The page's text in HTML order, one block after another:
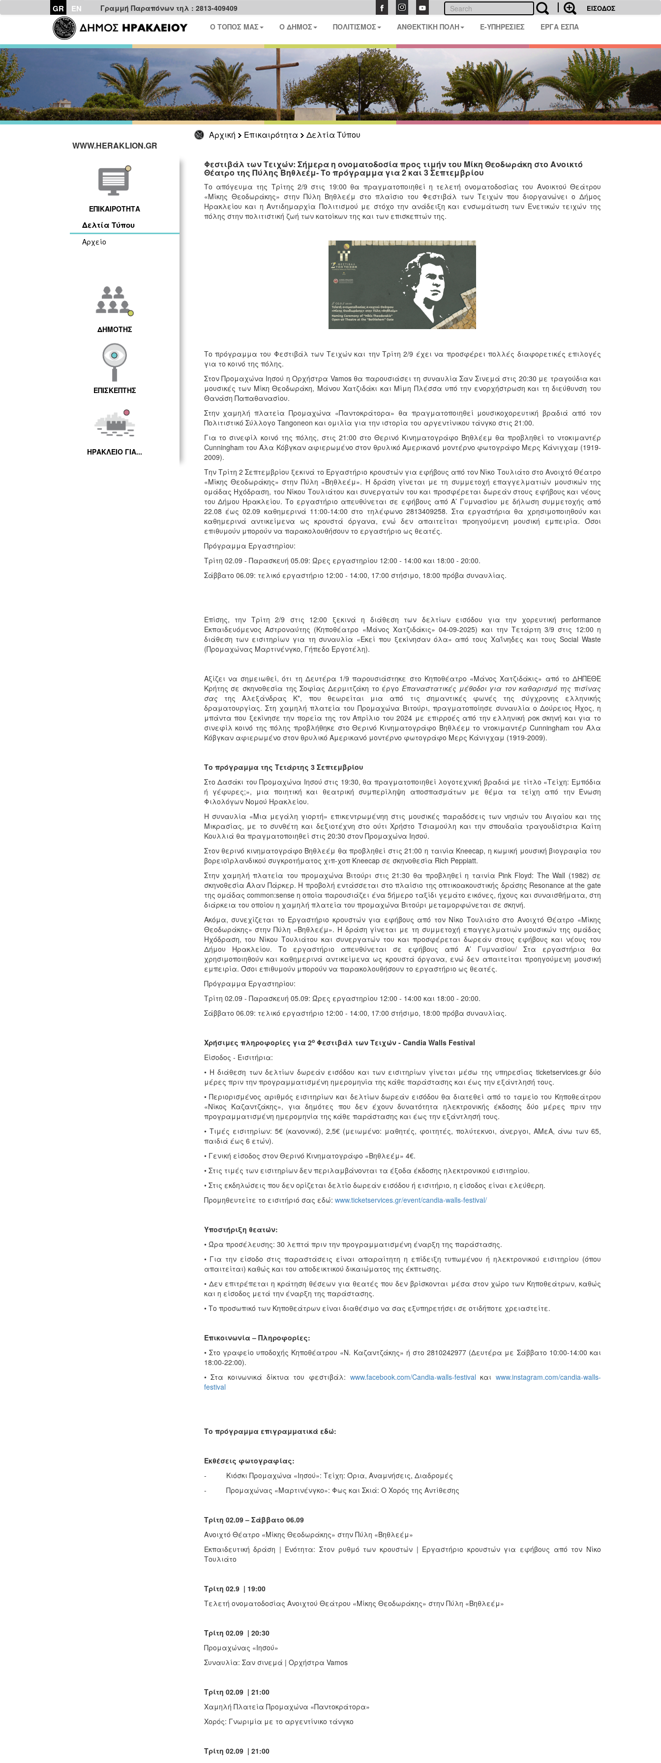
GR EN Γραμμή Παραπόνων τηλ : 2813-409409 ΕΙΣΟΔΟΣ
Ο ΤΟΠΟΣ ΜΑΣ Ο ΔΗΜΟΣ ΠΟΛΙΤΙΣΜΟΣ ΑΝΘΕΚΤΙΚΗ ΠΟΛΗ E-ΥΠΗΡΕΣΙΕΣ ΕΡΓΑ ΕΣΠΑ
Αρχική Επικαιρότητα
Δελτία Τύπου
WWW.HERAKLION.GR
ΕΠΙΚΑΙΡΟΤΗΤΑ
Δελτία Τύπου
Αρχείο
ΔΗΜΟΤΗΣ
ΕΠΙΣΚΕΠΤΗΣ
ΗΡΑΚΛΕΙΟ ΓΙΑ...
Φεστιβάλ των Τειχών: Σήμερα η ονοματοδοσία προς τιμήν του Μίκη Θεοδωράκη στο Ανοικτό
Θέατρο της Πύλης Βηθλεέμ- Το πρόγραμμα για 2 και 3 Σεπτεμβρίου
Το απόγευμα της Τρίτης 2/9 στις 19:00 θα πραγματοποιηθεί η τελετή ονοματοδοσίας του Ανοικτού Θεάτρου
«Μίκης Θεοδωράκης» στην Πύλη Βηθλεέμ στο πλαίσιο του Φεστιβάλ των Τειχών που διοργανώνει ο Δήμος
Ηρακλείου και η Αντιδημαρχία Πολιτισμού με στόχο την ανάδειξη και ενσωμάτωση των Ενετικών τειχών της
πόλης στην πολιτιστική ζωή των κατοίκων της και των επισκεπτών της.
Το πρόγραμμα του Φεστιβάλ των Τειχών και την Τρίτη 2/9 έχει να προσφέρει πολλές διαφορετικές επιλογές
για το κοινό της πόλης.
Στον Προμαχώνα Ιησού η Ορχήστρα Vamos θα παρουσιάσει τη συναυλία Σαν Σινεμά στις 20:30 με τραγούδια και
μουσικές των Μίκη Θεοδωράκη, Μάνου Χατζιδάκι και Μίμη Πλέσσα υπό την ενορχήστρωση και τη διεύθυνση του
Θανάση Παπαθανασίου.
Στην χαμηλή πλατεία Προμαχώνα «Παντοκράτορα» θα πραγματοποιηθεί μουσικοχορευτική βραδιά από τον
Πολιτιστικό Σύλλογο Tangoneon και ομιλία για την ιστορία του αργεντίνικου τάνγκο στις 21:00.
Για το σινεφίλ κοινό της πόλης, στις 21:00 στο Θερινό Κινηματογράφο Βηθλέεμ θα προβληθεί το ντοκιμαντέρ
Cunningham του Άλα Κόβγκαν αφιερωμένο στον θρυλικό Αμερικανό μοντέρνο φωτογράφο Μερς Κάνιγχαμ (1919-
2009).
Την Τρίτη 2 Σεπτεμβρίου ξεκινά το Εργαστήριο κρουστών για εφήβους από τον Νίκο Τουλιάτο στο Ανοιχτό Θέατρο
«Μίκης Θεοδωράκης» στην Πύλη «Βηθλεέμ». Η δράση γίνεται με τη συμμετοχή επαγγελματιών μουσικών της
ομάδας Ηχόδραση, του Νίκου Τουλιάτου και συνεργατών του και προσφέρεται δωρεάν στους εφήβους και νέους
του Δήμου Ηρακλείου. Το εργαστήριο απευθύνεται σε εφήβους από Α’ Γυμνασίου με δήλωση συμμετοχής από
22.08 έως 02.09 καθημερινά 11:00-14:00 στο τηλέφωνο 2813409258. Στα εργαστήρια θα χρησιμοποιηθούν και
καθημερινά αντικείμενα ως κρουστά όργανα, ενώ δεν απαιτείται προηγούμενη μουσική εμπειρία. Όσοι
επιθυμούν μπορούν να παρακολουθήσουν το εργαστήριο ως θεατές.
Πρόγραμμα Εργαστηρίου:
Τρίτη 02.09 - Παρασκευή 05.09: Ώρες εργαστηρίου 12:00 - 14:00 και 18:00 - 20:00.
Σάββατο 06.09: τελικό εργαστήριο 12:00 - 14:00, 17:00 στήσιμο, 18:00 πρόβα συναυλίας.
Επίσης, την Τρίτη 2/9 στις 12:00 ξεκινά η διάθεση των δελτίων εισόδου για την χορευτική performance
Εκπαιδευόμενος Αστροναύτης (Κηποθέατρο «Μάνος Χατζιδάκις» 04-09-2025) και την Τετάρτη 3/9 στις 12:00 η
διάθεση των εισιτηρίων για τη συναυλία «Εκεί που ξεκίνησαν όλα» από τους Χαΐνηδες και τους Social Waste
(Προμαχώνας Μαρτινένγκο, Γήπεδο Εργοτέλη).
Αξίζει να σημειωθεί, ότι τη Δευτέρα 1/9 παρουσιάστηκε στο Κηποθέατρο «Μάνος Χατζιδάκις» από το ΔΗΠΕΘΕ
Κρήτης σε σκηνοθεσία της Σοφίας Δερμιτζάκη το έργο Επαναστατικές μέθοδοι για τον καθαρισμό της πισίνας
σας της Αλεξάνδρας Κ*, που θεωρείται μια από τις σημαντικές φωνές της σύγχρονης ελληνικής
δραματουργίας. Στη χαμηλή πλατεία του Προμαχώνα Βιτούρι, πραγματοποίησε συναυλία ο Δούρειος Ήχος, η
μπάντα που ξεκίνησε την πορεία της τον Απρίλιο του 2024 με επιρροές από την ελληνική ροκ σκηνή και για το
σινεφίλ κοινό της πόλης προβλήθηκε στο Θερινό Κινηματογράφο Βηθλέεμ το ντοκιμαντέρ Cunningham του Άλα
Κόβγκαν αφιερωμένο στον θρυλικό Αμερικανό μοντέρνο φωτογράφο Μερς Κάνιγχαμ (1919-2009).
Το πρόγραμμα της Τετάρτης 3 Σεπτεμβρίου
Στο Δασάκι του Προμαχώνα Ιησού στις 19:30, θα πραγματοποιηθεί λογοτεχνική βραδιά με τίτλο «Τείχη: Εμπόδια
ή γέφυρες;», μια ποιητική και θεατρική συμπερίληψη αποσπασμάτων με θέμα τα τείχη από την Ένωση
Φιλολόγων Νομού Ηρακλείου.
Η συναυλία «Μια μεγάλη γιορτή» επικεντρωμένηη στις μουσικές παραδόσεις των νησιών του Αιγαίου και της
Μικρασίας, με το συνθέτη και δεξιοτέχνη στο ούτι Χρήστο Τσιαμούλη και την σπουδαία τραγουδίστρια Καίτη
Κουλλιά θα πραγματοποιηθεί στις 20:30 στον Προμαχώνα Ιησού.
Στον θερινό κινηματογράφο Βηθλεέμ θα προβληθεί στις 21:00 η ταινία Kneecap, η κωμική μουσική βιογραφία του
βορειοϊρλανδικού συγκροτήματος χιπ-χοπ Kneecap σε σκηνοθεσία Rich Peppiatt.
Στην χαμηλή πλατεία του προμαχώνα Βιτούρι στις 21:30 θα προβληθεί η ταινία Pink Floyd: The Wall (1982) σε
σκηνοθεσία Άλαν Πάρκερ. Η προβολή εντάσσεται στο πλαίσιο της οπτικοακουστικής δράσης Resonance at the gate
της ομάδας common:sense η οποία παρουσιάζει ένα 5ήμερο ταξίδι γεμάτο εικόνες, ήχους και συναισθήματα, στη
διάρκεια του οποίου η χαμηλή πλατεία του προμαχώνα Βιτούρι μεταμορφώνεται σε σκηνή.
Ακόμα, συνεχίζεται το Εργαστήριο κρουστών για εφήβους από τον Νίκο Τουλιάτο στο Ανοιχτό Θέατρο «Μίκης
Θεοδωράκης» στην Πύλη «Βηθλεέμ». Η δράση γίνεται με τη συμμετοχή επαγγελματιών μουσικών της ομάδας
Ηχόδραση, του Νίκου Τουλιάτου και συνεργατών του και προσφέρεται δωρεάν στους εφήβους και νέους του
Δήμου Ηρακλείου. Το εργαστήριο απευθύνεται σε εφήβους από Α’ Γυμνασίου/ Στα εργαστήρια θα
χρησιμοποιηθούν και καθημερινά αντικείμενα ως κρουστά όργανα, ενώ δεν απαιτείται προηγούμενη μουσική
εμπειρία. Όσοι επιθυμούν μπορούν να παρακολουθήσουν το εργαστήριο ως θεατές.
Πρόγραμμα Εργαστηρίου:
Τρίτη 02.09 - Παρασκευή 05.09: Ώρες εργαστηρίου 12:00 - 14:00 και 18:00 - 20:00.
Σάββατο 06.09: τελικό εργαστήριο 12:00 - 14:00, 17:00 στήσιμο, 18:00 πρόβα συναυλίας.
Χρήσιμες πληροφορίες για 2οΦεστιβάλ των Τειχών - Candia Walls Festival
Είσοδος - Εισιτήρια:
• Η διάθεση των δελτίων δωρεάν εισόδου και των εισιτηρίων γίνεται μέσω της υπηρεσίας ticketservices.gr δύο
μέρες πριν την προγραμματισμένη ημερομηνία της κάθε παράστασης και έως την εξάντλησή τους.
• Περιορισμένος αριθμός εισιτηρίων και δελτίων δωρεάν εισόδου θα διατεθεί από το ταμείο του Κηποθεάτρου
«Νίκος Καζαντζάκης», για δημότες που δεν έχουν δυνατότητα ηλεκτρονικής έκδοσης δύο μέρες πριν την
προγραμματισμένη ημερομηνία της κάθε παράστασης και έως την εξάντλησή τους.
• Τιμές εισιτηρίων: 5€ (κανονικό), 2,5€ (μειωμένο: μαθητές, φοιτητές, πολύτεκνοι, άνεργοι, ΑΜεΑ, άνω των 65,
παιδιά έως 6 ετών).
• Γενική είσοδος στον Θερινό Κινηματογράφο «Βηθλεέμ» 4€.
• Στις τιμές των εισιτηρίων δεν περιλαμβάνονται τα έξοδα έκδοσης ηλεκτρονικού εισιτηρίου.
• Στις εκδηλώσεις που δεν ορίζεται δελτίο δωρεάν εισόδου ή εισιτήριο, η είσοδος είναι ελεύθερη.
Προμηθευτείτε το εισιτήριό σας εδώ: www.ticketservices.gr/event/candia-walls-festival/
Υποστήριξη θεατών:
• Ώρα προσέλευσης: 30 λεπτά πριν την προγραμματισμένη έναρξη της παράστασης.
• Για την είσοδο στις παραστάσεις είναι απαραίτητη η επίδειξη τυπωμένου ή ηλεκτρονικού εισιτηρίου (όπου
απαιτείται) καθώς και του αποδεικτικού δικαιώματος της έκπτωσης.
• Δεν επιτρέπεται η κράτηση θέσεων για θεατές που δεν βρίσκονται μέσα στον χώρο των Κηποθεάτρων, καθώς
και η είσοδος μετά την έναρξη της παράστασης.
• Το προσωπικό των Κηποθεάτρων είναι διαθέσιμο να σας εξυπηρετήσει σε οτιδήποτε χρειαστείτε.
Επικοινωνία – Πληροφορίες:
• Στο γραφείο υποδοχής Κηποθέατρου «Ν. Καζαντζάκης» ή στο 2810242977 (Δευτέρα με Σάββατο 10:00-14:00 και
18:00-22:00).
• Στα κοινωνικά δίκτυα του φεστιβάλ: www.facebook.com/Candia-walls-festival και www.instagram.com/candia-walls-
festival
Το πρόγραμμα επιγραμματικά εδώ:
Εκθέσεις φωτογραφίας:
- Κιόσκι Προμαχώνα «Ιησού»: Τείχη: Όρια, Αναμνήσεις, Διαδρομές
- Προμαχώνας «Μαρτινένγκο»: Φως και Σκιά: Ο Χορός της Αντίθεσης
Τρίτη 02.09 – Σάββατο 06.09
Ανοιχτό Θέατρο «Μίκης Θεοδωράκης» στην Πύλη «Βηθλεέμ»
Εκπαιδευτική δράση | Ενότητα: Στον ρυθμό των κρουστών | Εργαστήριο κρουστών για εφήβους από τον Νίκο
Τουλιάτο
Τρίτη 02.9 | 19:00
Τελετή ονοματοδoσίας Aνοιχτού Θεάτρου «Μίκης Θεοδωράκης» στην Πύλη «Βηθλεέμ»
Τρίτη 02.09 | 20:30
Προμαχώνας «Ιησού»
Συναυλία: Σαν σινεμά | Ορχήστρα Vamos
Τρίτη 02.09 | 21:00
Χαμηλή Πλατεία Προμαχώνα «Παντοκράτορα»
Χορός: Γνωριμία με το αργεντίνικο τάνγκο
Τρίτη 02.09 | 21:00